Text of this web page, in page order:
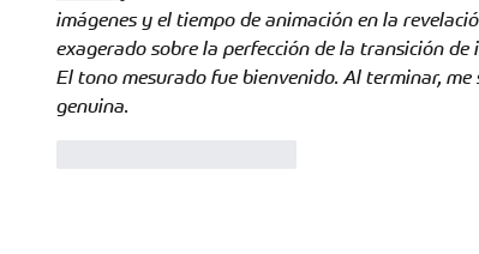
imágenes y el tiempo de animación en la
exagerado sobre la perfección de la transición
El tono mesurado fue bienvenido. Al terminar,
genuina.